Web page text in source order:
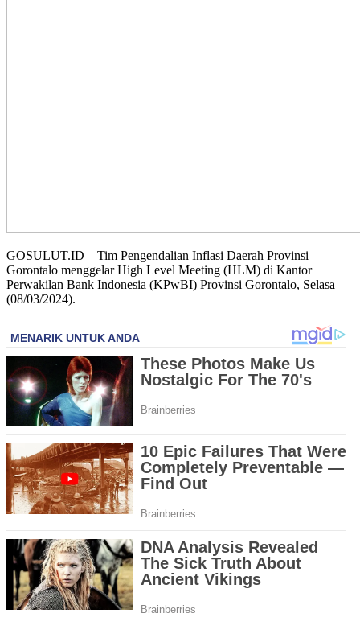
GOSULUT.ID – Tim Pengendalian Inflasi Daerah Provinsi
Gorontalo menggelar High Level Meeting (HLM) di Kantor
Perwakilan Bank Indonesia (KPwBI) Provinsi Gorontalo, Selasa
(08/03/2024).